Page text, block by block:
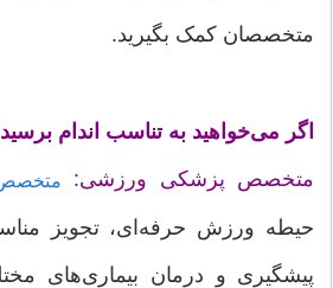
متخصصان کمک بگیرید.
اگر می‌خواهید به تناسب اندام
متخصص پزشکی ورزشی:
حیطه ورزش حرفه‌ای، تجویز
پیشگیری و درمان بیماری‌های